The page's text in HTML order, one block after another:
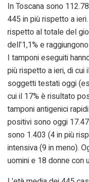
In Toscana sono
445 in più rispetto a
rispetto al totale del
dell’1,1% e
I tamponi eseguiti
più rispetto a ieri, di cui
soggetti testati oggi
cui il 17% è risultato
tamponi antigenici
positivi sono oggi
sono 1.403 (4 in più
intensiva (9 in meno).
uomini e 18 donne con